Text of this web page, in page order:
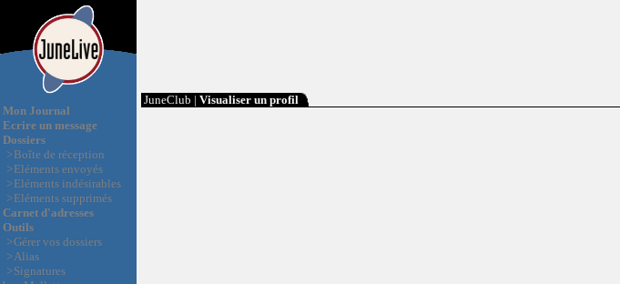
Mon Journal
Ecrire un message
Dossiers
>Boîte de réception
>Eléments envoyés
>Eléments indésirables
>Eléments supprimés
Carnet d'adresses
Outils
>Gérer vos dossiers
>Alias
>Signatures
JuneClub | Visualiser un profil